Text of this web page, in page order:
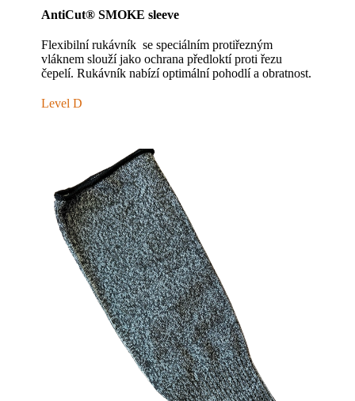
AntiCut® SMOKE sleeve
Flexibilní rukávník se speciálním protiřezným
vláknem slouží jako ochrana předloktí proti řezu
čepelí. Rukávník nabízí optimální pohodlí a obratnost.
Level D